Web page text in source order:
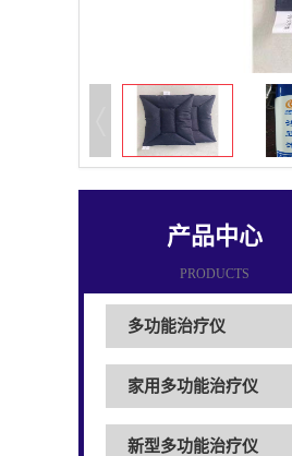
产品中心
PRODUCTS
多功能治疗仪
家用多功能治疗仪
新型多功能治疗仪